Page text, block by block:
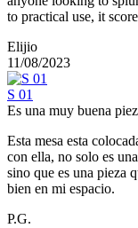
to practical use, it
Elijio
11/08/2023
S 01
Es una muy buena
Esta mesa esta
con ella, no solo es
sino que es una pieza
bien en mi espacio.
P.G.